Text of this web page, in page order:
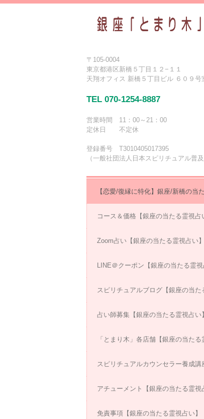
〒105-0004
東京都港区新橋５丁目１２−１１
天翔オフィス 新橋５丁目ビル ６０９号
TEL 070-1254-8887
営業時間 11：00～21：00
定休日 不定休
登録番号 T3010405017395
（一般社団法人日本スピリチュアル普及
【恋愛/復縁に特化】銀座/新橋の当
コース＆価格【銀座の当たる霊視占
Zoom占い【銀座の当たる霊視占い】
LINE＠クーポン【銀座の当たる霊視
スピリチュアルブログ【銀座の当た
占い師募集【銀座の当たる霊視占い】
「とまり木」各店舗【銀座の当たる
スピリチュアルカウンセラー養成講
アチューメント【銀座の当たる霊視
免責事項【銀座の当たる霊視占い】